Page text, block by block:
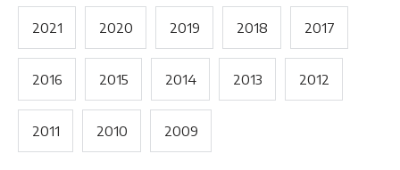
2021 2020 2019 2018 2017
2016 2015 2014 2013 2012
2011 2010 2009